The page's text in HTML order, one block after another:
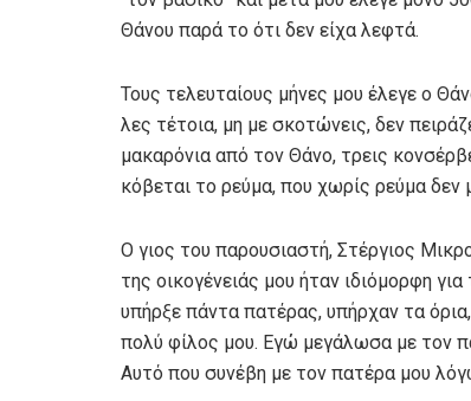
Θάνου παρά το ότι δεν είχα λεφτά.
Τους τελευταίους μήνες μου έλεγε ο
λες τέτοια, μη με σκοτώνεις, δεν
μακαρόνια από τον Θάνο, τρεις
κόβεται το ρεύμα, που χωρίς ρεύμα δεν
Ο γιος του παρουσιαστή, Στέργιος
της οικογένειάς μου ήταν ιδιόμορφη
υπήρξε πάντα πατέρας, υπήρχαν τα
πολύ φίλος μου. Εγώ μεγάλωσα με τον
Αυτό που συνέβη με τον πατέρα μου